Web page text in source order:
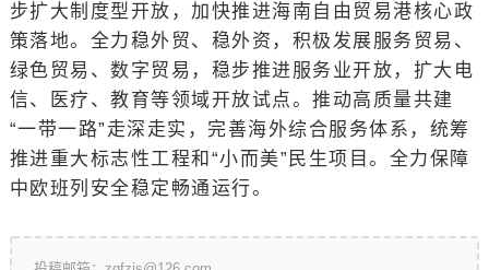
步扩大制度型开放，加快推进海南自由贸易港核心政
策落地。全力稳外贸、稳外资，积极发展服务贸易、
绿色贸易、数字贸易，稳步推进服务业开放，扩大电
信、医疗、教育等领域开放试点。推动高质量共建
“一带一路”走深走实，完善海外综合服务体系，统筹
推进重大标志性工程和“小而美”民生项目。全力保障
中欧班列安全稳定畅通运行。